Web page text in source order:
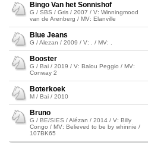
Bingo Van het Sonnishof
G / SBS / Gris / 2007 / V: Winningmood
van de Arenberg / MV: Elanville
Blue Jeans
G / Alezan / 2009 / V: . / MV: .
Booster
G / Bai / 2019 / V: Balou Peggio / MV:
Conway 2
Boterkoek
M / Bai / 2010
Bruno
G / BE/SIES / Alézan / 2014 / V: Billy
Congo / MV: Believed to be by whinnie /
107BK65